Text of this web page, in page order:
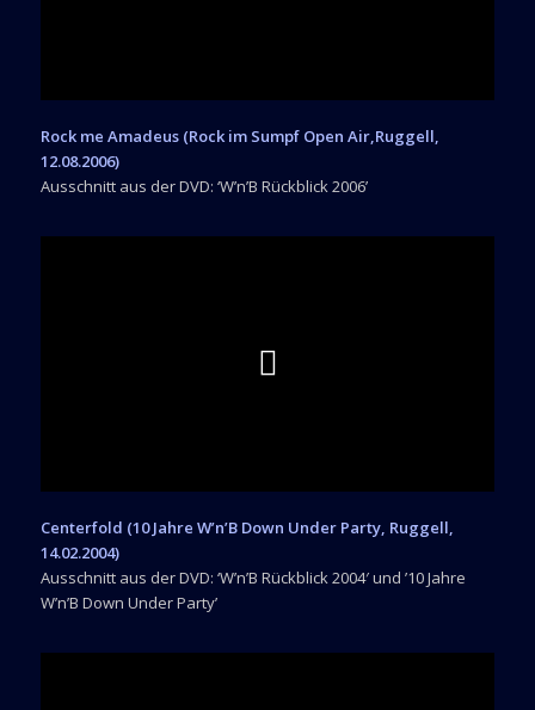
Rock me Amadeus (Rock im Sumpf Open Air,Ruggell,
12.08.2006)
Ausschnitt aus der DVD: ‘W’n’B Rückblick 2006’
Centerfold (10 Jahre W’n’B Down Under Party, Ruggell,
14.02.2004)
Ausschnitt aus der DVD: ‘W’n’B Rückblick 2004′ und ’10 Jahre
W’n’B Down Under Party’